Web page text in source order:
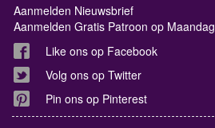
Aanmelden Nieuwsbrief
Aanmelden Gratis Patroon op Maandag
Like ons op Facebook
Volg ons op Twitter
Pin ons op Pinterest